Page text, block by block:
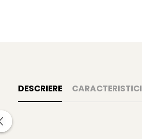
DESCRIERE CARACTERISTICI